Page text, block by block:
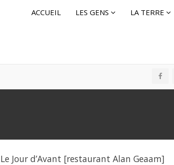
ACCUEIL LES GENS LA TERRE
Le Jour d’Avant [restaurant Alan Geaam]